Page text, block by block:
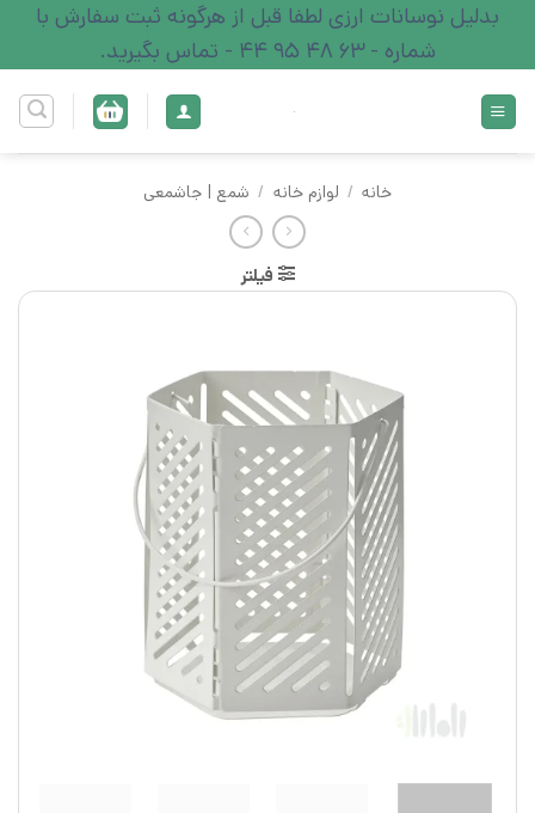
content
بدلیل نوسانات ارزی لطفا قبل از هرگونه ثبت سفارش با
شماره - 63 48 95 44 - تماس بگیرید.
خانه / لوازم خانه / شمع | جاشمعی
فیلتر